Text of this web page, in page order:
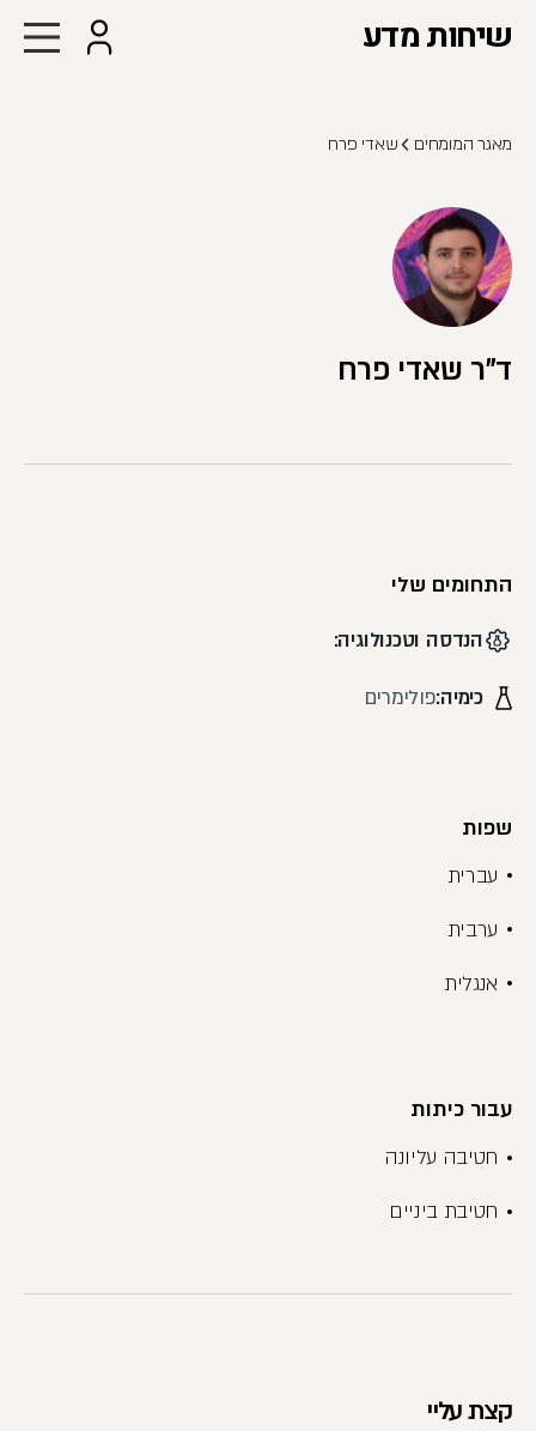
שיחות מדע
מאגר המומחים שאדי פרח
ד"ר שאדי פרח
התחומים שלי
הנדסה וטכנולוגיה:
כימיה:פולימרים
שפות
עברית
ערבית
אנגלית
עבור כיתות
חטיבה עליונה
חטיבת ביניים
קצת עליי